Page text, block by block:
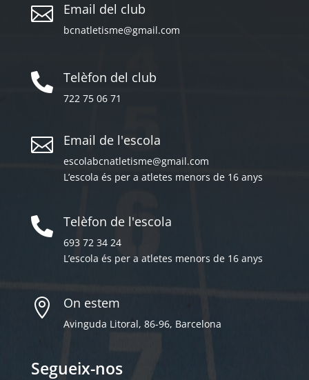
 Email del club
bcnatletisme@gmail.com
 Telèfon del club
722 75 06 71
 Email de l'escola
escolabcnatletisme@gmail.com
L’escola és per a atletes menors de 16 anys
 Telèfon de l'escola
693 72 34 24
L’escola és per a atletes menors de 16 anys
 On estem
Avinguda Litoral, 86-96, Barcelona
Segueix-nos